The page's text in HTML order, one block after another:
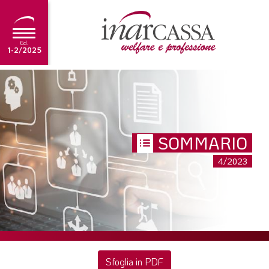
Ed.
1-2/2025
NEWS
EDITORIALE
TUTORIAL
SCADENZARIO
ARCHIVIO
Ultima edizione
1-2/2025
SOMMARIO
4/2023
Sfoglia in PDF